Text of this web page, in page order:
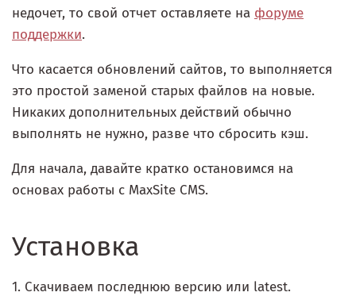
недочет, то свой отчет оставляете на форуме
поддержки.
Что касается обновлений сайтов, то выполняется
это простой заменой старых файлов на новые.
Никаких дополнительных действий обычно
выполнять не нужно, разве что сбросить кэш.
Для начала, давайте кратко остановимся на
основах работы с MaxSite CMS.
Установка
1. Скачиваем последнюю версию или latest.